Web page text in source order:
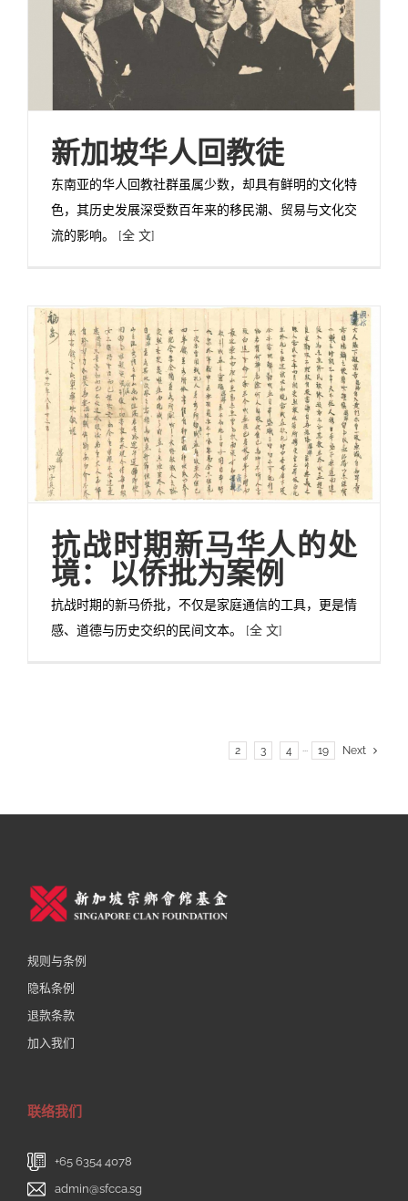
新加坡华人回教徒
东南亚的华人回教社群虽属少数，却具有鲜明的文化特
色，其历史发展深受数百年来的移民潮、贸易与文化交
流的影响。 [全 文]
抗战时期新马华人的处
境：以侨批为案例
抗战时期的新马侨批，不仅是家庭通信的工具，更是情
感、道德与历史交织的民间文本。 [全 文]
2 3 4 ··· 19 Next
规则与条例
隐私条例
退款条款
加入我们
联络我们
+65 6354 4078
admin@sfcca.sg